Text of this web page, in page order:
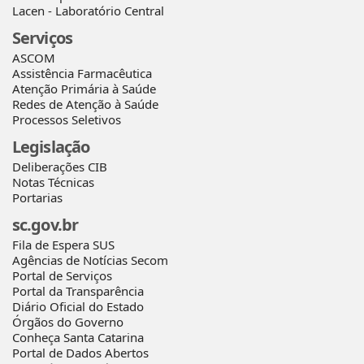
Lacen - Laboratório Central
Serviços
ASCOM
Assistência Farmacêutica
Atenção Primária à Saúde
Redes de Atenção à Saúde
Processos Seletivos
Legislação
Deliberações CIB
Notas Técnicas
Portarias
sc.gov.br
Fila de Espera SUS
Agências de Notícias Secom
Portal de Serviços
Portal da Transparência
Diário Oficial do Estado
Órgãos do Governo
Conheça Santa Catarina
Portal de Dados Abertos